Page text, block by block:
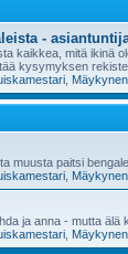
-
kaikkea, mitä ikinä
kysymyksen
Mäykynen
muusta paitsi
Mäykynen
ja anna - mutta älä
Mäykynen